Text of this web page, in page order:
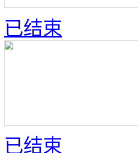
已结束
已结束